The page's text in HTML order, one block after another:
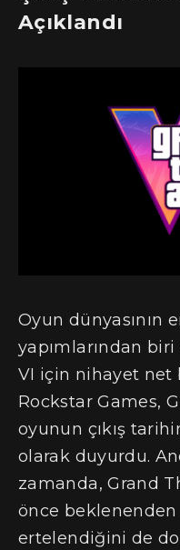
Açıklandı
Oyun dünyasının
yapımlarından
VI için nihayet net
Rockstar Games,
oyunun çıkış
olarak duyurdu.
zamanda, Grand
önce beklenenden
ertelendiğini de